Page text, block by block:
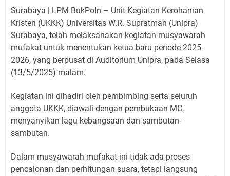
Surabaya | LPM BukPoIn – Unit Kegiatan Kerohanian
Kristen (UKKK) Universitas W.R. Supratman (Unipra)
Surabaya, telah melaksanakan kegiatan musyawarah
mufakat untuk menentukan ketua baru periode 2025-
2026, yang berpusat di Auditorium Unipra, pada Selasa
(13/5/2025) malam.
Kegiatan ini dihadiri oleh pembimbing serta seluruh
anggota UKKK, diawali dengan pembukaan MC,
menyanyikan lagu kebangsaan dan sambutan-
sambutan.
Dalam musyawarah mufakat ini tidak ada proses
pencalonan dan perhitungan suara, tetapi langsung